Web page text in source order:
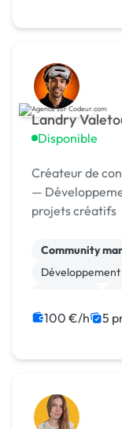
Landry
Disponible
Créateur de
—
projets créatifs
Community
Landing page
100 €/h 5